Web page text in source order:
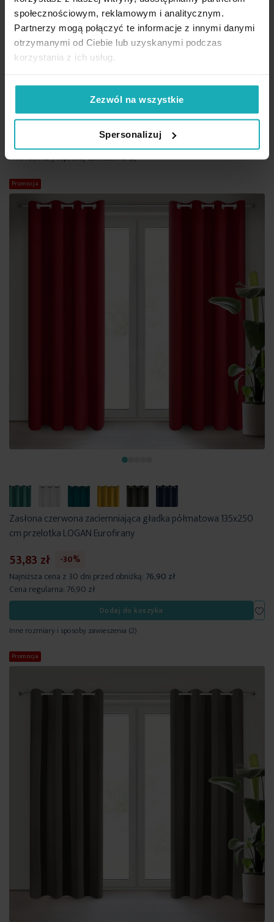
społecznościowym, reklamowym i analitycznym.
Partnerzy mogą połączyć te informacje z innymi danymi
otrzymanymi od Ciebie lub uzyskanymi podczas
korzystania z ich usług.
Zezwól na wszystkie
Spersonalizuj
Zasłona czerwona zaciemniająca gładka półmatowa 135x270
cm taśma LOGAN Eurofirany
53,83 zł
-30%
Najniższa cena z 30 dni przed obniżką:76,90 zł
Cena regularna:76,90 zł
Dodaj do koszyka
Inne rozmiary i sposoby zawieszenia(2)
Promocja
Zasłona czerwona zaciemniająca gładka półmatowa 135x250
cm przelotka LOGAN Eurofirany
53,83 zł
-30%
Najniższa cena z 30 dni przed obniżką: 76,90 zł
Cena regularna: 76,90 zł
Dodaj do koszyka
Inne rozmiary i sposoby zawieszenia (2)
Promocja